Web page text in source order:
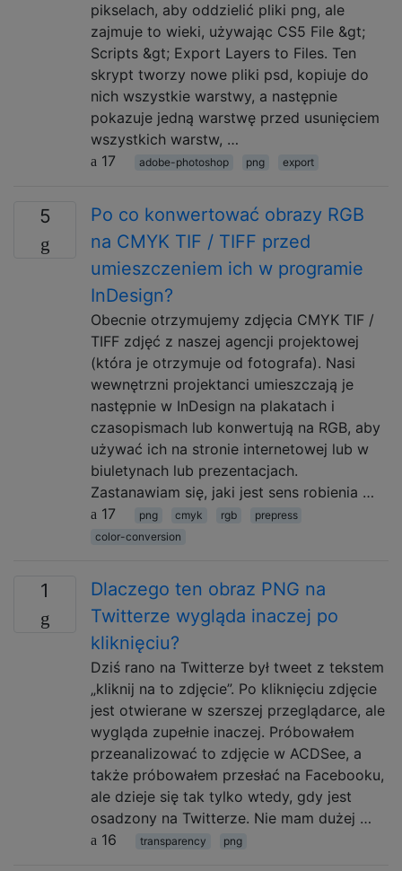
pikselach, aby oddzielić pliki png, ale
zajmuje to wieki, używając CS5 File &gt;
Scripts &gt; Export Layers to Files. Ten
skrypt tworzy nowe pliki psd, kopiuje do
nich wszystkie warstwy, a następnie
pokazuje jedną warstwę przed usunięciem
wszystkich warstw, …
17
adobe-photoshop png export
5
Po co konwertować obrazy RGB
na CMYK TIF / TIFF przed
umieszczeniem ich w programie
InDesign?
Obecnie otrzymujemy zdjęcia CMYK TIF /
TIFF zdjęć z naszej agencji projektowej
(która je otrzymuje od fotografa). Nasi
wewnętrzni projektanci umieszczają je
następnie w InDesign na plakatach i
czasopismach lub konwertują na RGB, aby
używać ich na stronie internetowej lub w
biuletynach lub prezentacjach.
Zastanawiam się, jaki jest sens robienia …
17
png cmyk rgb
prepress
color-conversion
1
Dlaczego ten obraz PNG na
Twitterze wygląda inaczej po
kliknięciu?
Dziś rano na Twitterze był tweet z tekstem
„kliknij na to zdjęcie”. Po kliknięciu zdjęcie
jest otwierane w szerszej przeglądarce, ale
wygląda zupełnie inaczej. Próbowałem
przeanalizować to zdjęcie w ACDSee, a
także próbowałem przesłać na Facebooku,
ale dzieje się tak tylko wtedy, gdy jest
osadzony na Twitterze. Nie mam dużej …
16
transparency png